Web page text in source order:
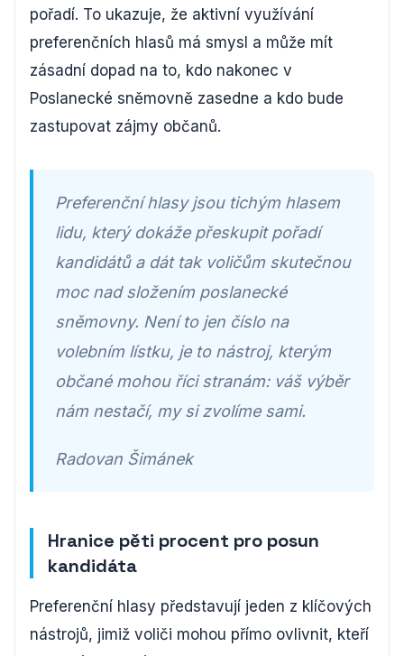
pořadí. To ukazuje, že aktivní využívání
preferenčních hlasů má smysl a může mít
zásadní dopad na to, kdo nakonec v
Poslanecké sněmovně zasedne a kdo bude
zastupovat zájmy občanů.
Preferenční hlasy jsou tichým hlasem
lidu, který dokáže přeskupit pořadí
kandidátů a dát tak voličům skutečnou
moc nad složením poslanecké
sněmovny. Není to jen číslo na
volebním lístku, je to nástroj, kterým
občané mohou říci stranám: váš výběr
nám nestačí, my si zvolíme sami.
Radovan Šimánek
Hranice pěti procent pro posun
kandidáta
Preferenční hlasy představují jeden z klíčových
nástrojů, jimiž voliči mohou přímo ovlivnit, kteří